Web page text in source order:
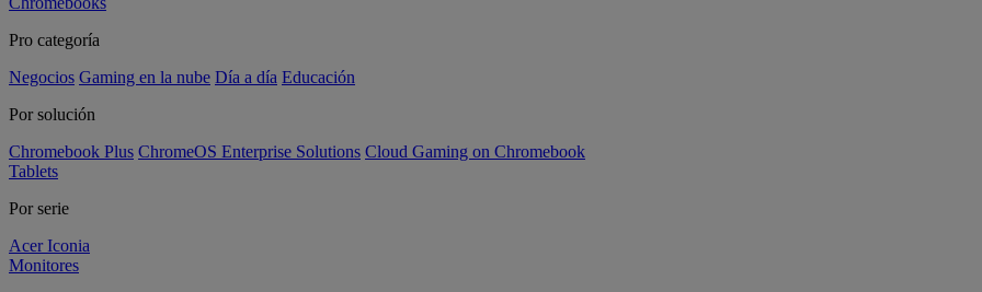
Pro categoría
Negocios Gaming en la nube Día a día Educación
Por solución
Chromebook Plus ChromeOS Enterprise Solutions Cloud Gaming on Chromebook
Tablets
Por serie
Acer Iconia
Monitores